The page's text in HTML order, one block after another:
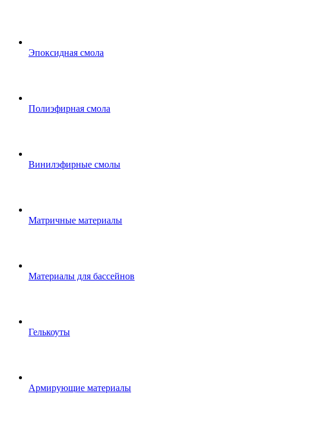
Эпоксидная смола
Полиэфирная смола
Винилэфирные смолы
Матричные материалы
Материалы для бассейнов
Гелькоуты
Армирующие материалы